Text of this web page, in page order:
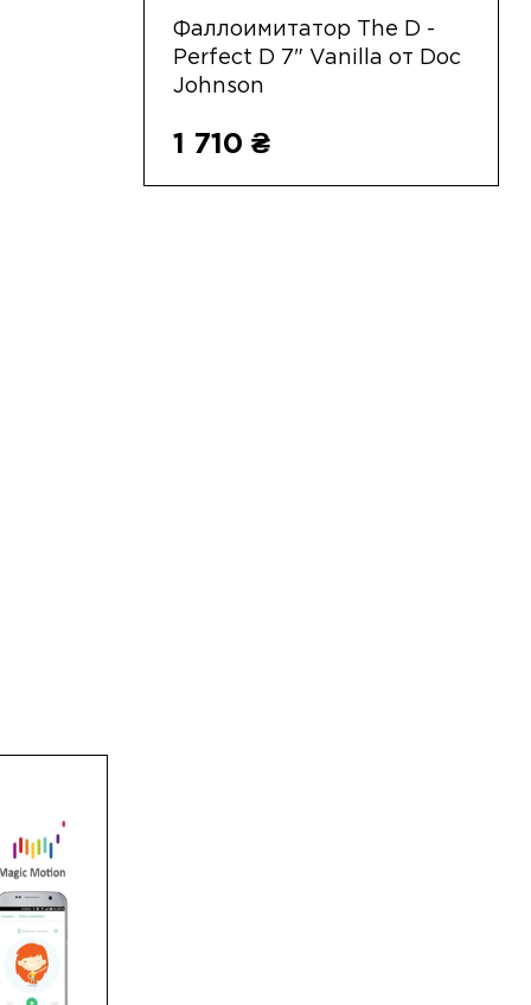
Фаллоимитатор The D -
Perfect D 7" Vanilla от Doc
Johnson
1 710 ₴